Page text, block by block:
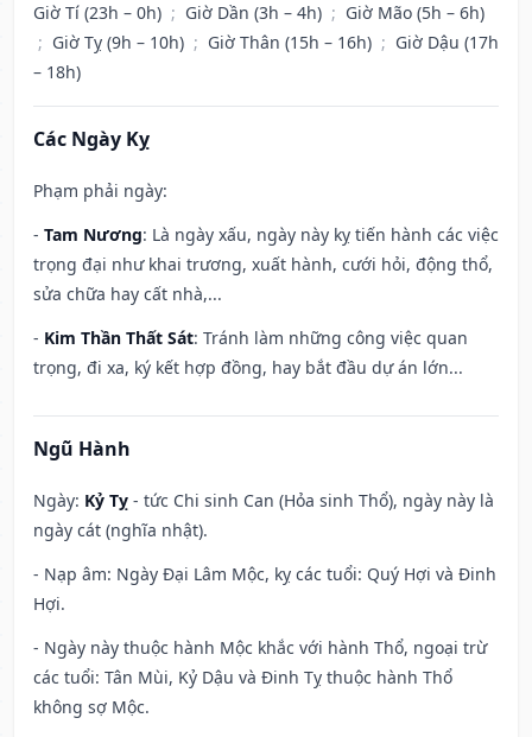
Giờ Tí (23h – 0h) ; Giờ Dần (3h – 4h) ; Giờ Mão (5h – 6h)
; Giờ Tỵ (9h – 10h) ; Giờ Thân (15h – 16h) ; Giờ Dậu (17h
– 18h)
Các Ngày Kỵ
Phạm phải ngày:
- Tam Nương: Là ngày xấu, ngày này kỵ tiến hành các việc
trọng đại như khai trương, xuất hành, cưới hỏi, động thổ,
sửa chữa hay cất nhà,...
- Kim Thần Thất Sát: Tránh làm những công việc quan
trọng, đi xa, ký kết hợp đồng, hay bắt đầu dự án lớn...
Ngũ Hành
Ngày: Kỷ Tỵ - tức Chi sinh Can (Hỏa sinh Thổ), ngày này là
ngày cát (nghĩa nhật).
- Nạp âm: Ngày Đại Lâm Mộc, kỵ các tuổi: Quý Hợi và Đinh
Hợi.
- Ngày này thuộc hành Mộc khắc với hành Thổ, ngoại trừ
các tuổi: Tân Mùi, Kỷ Dậu và Đinh Tỵ thuộc hành Thổ
không sợ Mộc.